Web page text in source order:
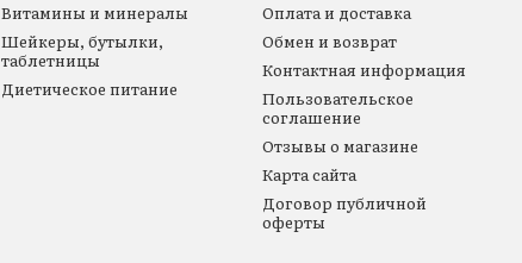
Витамины и минералы
Шейкеры, бутылки,
таблетницы
Диетическое питание
Оплата и доставка
Обмен и возврат
Контактная информация
Пользовательское
соглашение
Отзывы о магазине
Карта сайта
Договор публичной
оферты